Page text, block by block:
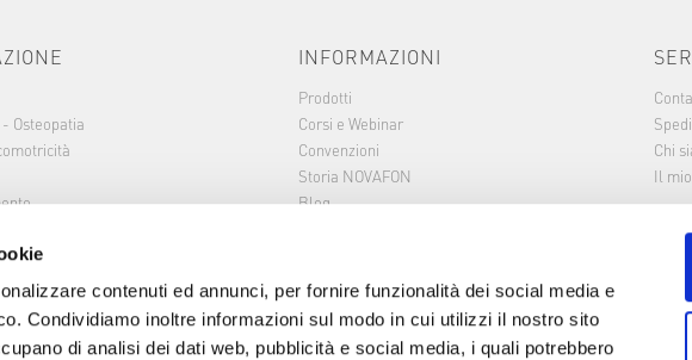
contenuti ed annunci, per fornire funzionalità dei social media e
Condividiamo inoltre informazioni sul modo in cui utilizzi il nostro sito
di analisi dei dati web, pubblicità e social media, i quali potrebbero
Osteopatia
INFORMAZIONI
Prodotti
Corsi e Webinar
Convenzioni
Storia NOVAFON
Blog
Chi
Il
MODALITÀ DI PAGAMENTO